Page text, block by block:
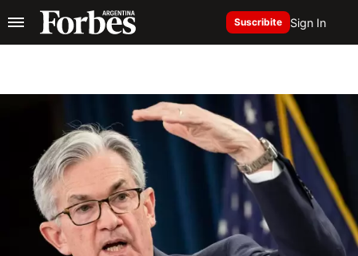
Suscribite Sign In